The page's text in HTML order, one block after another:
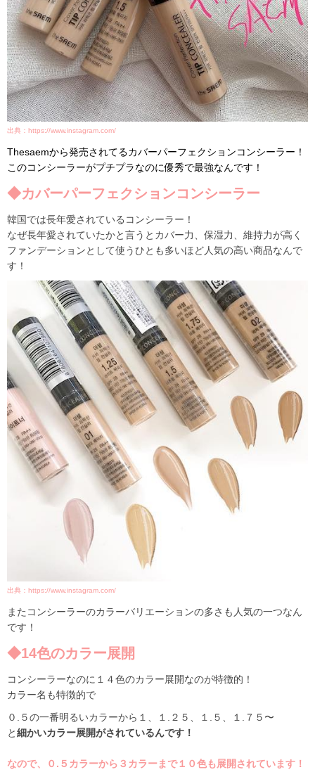
出典：https://www.instagram.com/
Thesaemから発売されてるカバーパーフェクションコンシーラー！
このコンシーラーがプチプラなのに優秀で最強なんです！
◆カバーパーフェクションコンシーラー
韓国では長年愛されているコンシーラー！
なぜ長年愛されていたかと言うとカバー力、保湿力、維持力が高く
ファンデーションとして使うひとも多いほど人気の高い商品なんで
す！
出典：https://www.instagram.com/
またコンシーラーのカラーバリエーションの多さも人気の一つなん
です！
◆14色のカラー展開
コンシーラーなのに１４色のカラー展開なのが特徴的！
カラー名も特徴的で
０.５の一番明るいカラーから１、１.２５、１.５、１.７５〜
と細かいカラー展開がされているんです！
なので、０.５カラーから３カラーまで１０色も展開されています！